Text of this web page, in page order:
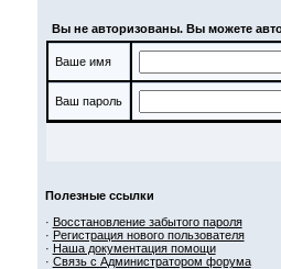
Вы не авторизованы. Вы можете
Ваше имя
Ваш пароль
Полезные ссылки
· Восстановление забытого пароля
· Регистрация нового пользователя
· Наша документация помощи
· Связь с Администратором форума